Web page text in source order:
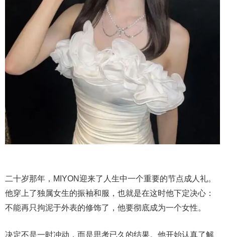
二十岁那年，MIYON迎来了人生中一个重要的节点成人礼。
他穿上了独属女生的振袖和服，也就是在这时他下定决心：
不能再只拘泥于外表的修饰了，他要彻底成为一个女性。
决定不是一时冲动，而是思考已久的结果。他开始认真了解